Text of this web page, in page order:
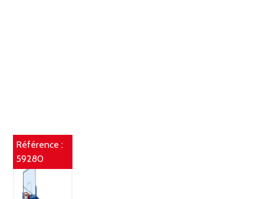
Référence :
59280